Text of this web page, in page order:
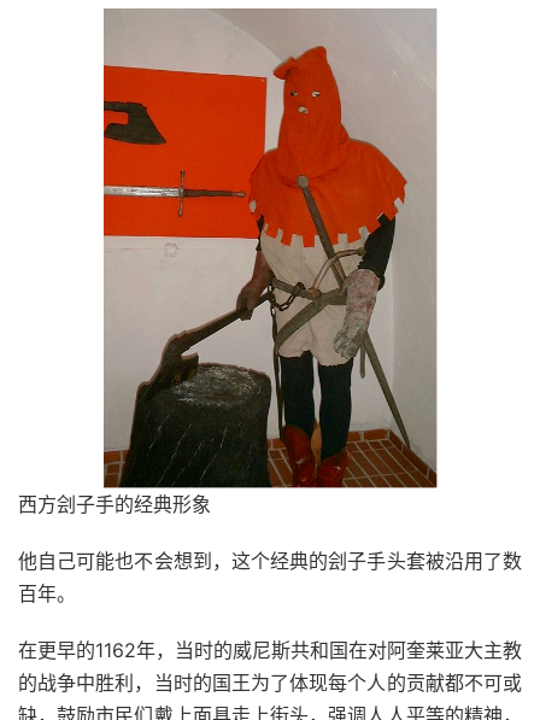
西方刽子手的经典形象
他自己可能也不会想到，这个经典的刽子手头套被沿用了数
百年。
在更早的1162年，当时的威尼斯共和国在对阿奎莱亚大主教
的战争中胜利，当时的国王为了体现每个人的贡献都不可或